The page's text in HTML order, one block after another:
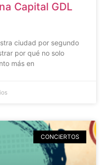
Capital GDL
ciudad por segundo
por qué no solo
más en
CONCIERTOS